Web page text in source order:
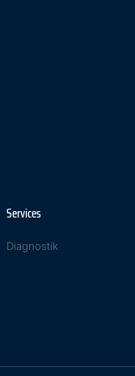
Services
Diagnostik